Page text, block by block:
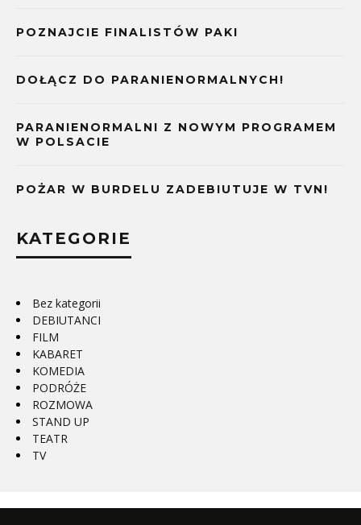
POZNAJCIE FINALISTÓW PAKI
DOŁĄCZ DO PARANIENORMALNYCH!
PARANIENORMALNI Z NOWYM PROGRAMEM
W POLSACIE
POŻAR W BURDELU ZADEBIUTUJE W TVN!
KATEGORIE
Bez kategorii
DEBIUTANCI
FILM
KABARET
KOMEDIA
PODRÓŻE
ROZMOWA
STAND UP
TEATR
TV